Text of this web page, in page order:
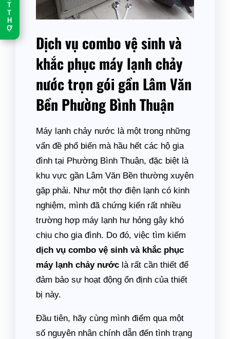
T
T
H
Ợ
Dịch vụ combo vệ sinh và
khắc phục máy lạnh chảy
nước trọn gói gần Lâm Văn
Bền Phường Bình Thuận
Máy lạnh chảy nước là một trong những
vấn đề phổ biến mà hầu hết các hộ gia
đình tại Phường Bình Thuận, đặc biệt là
khu vực gần Lâm Văn Bền thường xuyên
gặp phải. Như một thợ điện lạnh có kinh
nghiệm, mình đã chứng kiến rất nhiều
trường hợp máy lạnh hư hỏng gây khó
chịu cho gia đình. Do đó, việc tìm kiếm
dịch vụ combo vệ sinh và khắc phục
máy lạnh chảy nước là rất cần thiết để
đảm bảo sự hoạt động ổn định của thiết
bị này.
Đầu tiên, hãy cùng mình điểm qua một
số nguyên nhân chính dẫn đến tình trạng